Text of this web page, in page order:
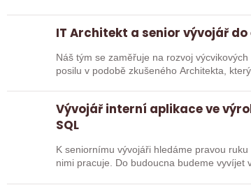
IT Architekt a senior vývojář
Náš tým se zaměřuje na rozvoj
posilu v podobě zkušeného Architekta,
Vývojář interní aplikace ve
SQL
K seniornímu vývojáři hledáme pravou
nimi pracuje. Do budoucna budeme vyvíjet